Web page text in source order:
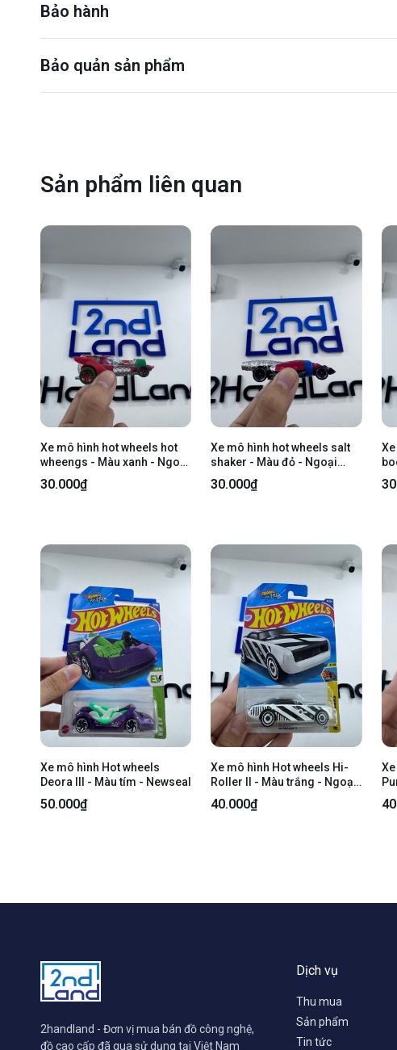
Bảo hành
Bảo quản sản phẩm
Sản phẩm liên quan
Xe mô hình hot wheels hot
wheengs - Màu xanh - Ngoại
hình 97% - Body
30.000₫
Xe mô hình hot wheels salt
shaker - Màu đỏ - Ngoại
hình 97% - Body
30.000₫
Xe mô hình Hot wheels
Deora III - Màu tím - Newseal
50.000₫
Xe mô hình Hot wheels Hi-
Roller II - Màu trắng - Ngoại
hình 98% - Trầy xước nhẹ -
kèm box
40.000₫
2handland - Đơn vị mua bán đồ công nghệ,
đồ cao cấp đã qua sử dụng tại Việt Nam
Dịch vụ
Thu mua
Sản phẩm
Tin tức